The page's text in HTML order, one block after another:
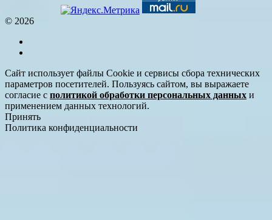
© 2026
Сайт использует файлы Cookie и сервисы сбора технических
параметров посетителей. Пользуясь сайтом, вы выражаете
согласие с политикой обработки персональных данных и
применением данных технологий.
Принять
Политика конфиденциальности